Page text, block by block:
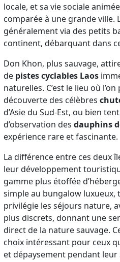
locale, et sa vie sociale
comparée à une grande ville.
généralement via des petits
continent, débarquant dans
Don Khon, plus sauvage,
de pistes cyclables Laos
naturelles. C’est le lieu où
découverte des célèbres
d’Asie du Sud-Est, ou bien
d’observation desdauphins
expérience rare et fascinante.
La différence entre ces deux
leur développement
gamme plus étoffée
simple au bungalow luxueux,
privilégie les séjours nature,
plus discrets, donnant une
direct de la nature sauvage.
choix intéressant pour ceux
et dépaysement pendant leur